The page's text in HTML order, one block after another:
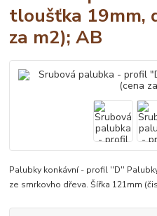
tloušťka 19mm,
za m2); AB
Palubky konkávní - profil ''D''
ze smrkovho dřeva. Šířka 121mm